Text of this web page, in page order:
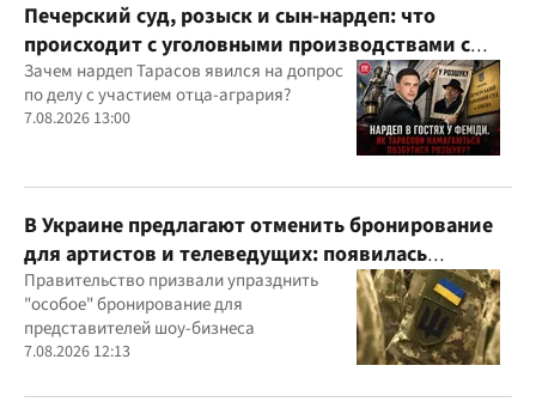
Печерский суд, розыск и сын-нардеп: что
происходит с уголовными производствами с
участием агробарона Тарасова?
Зачем нардеп Тарасов явился на допрос
по делу с участием отца-агрария?
7.08.2026 13:00
В Украине предлагают отменить бронирование
для артистов и телеведущих: появилась
петиция
Правительство призвали упразднить
"особое" бронирование для
представителей шоу-бизнеса
7.08.2026 12:13